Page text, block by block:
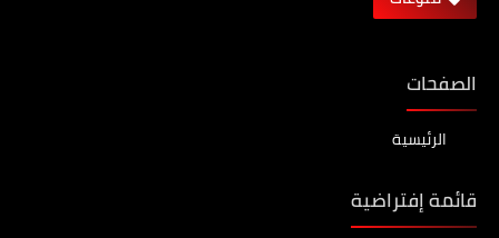
الصفحات
الرئيسية
قائمة إفتراضية